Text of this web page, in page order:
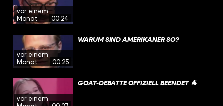
vor einem
Monat
00:24
vor einem
Monat
00:25
WARUM SIND AMERIKANER SO?
vor einem
GOAT-DEBATTE OFFIZIELL BEENDET 🐐